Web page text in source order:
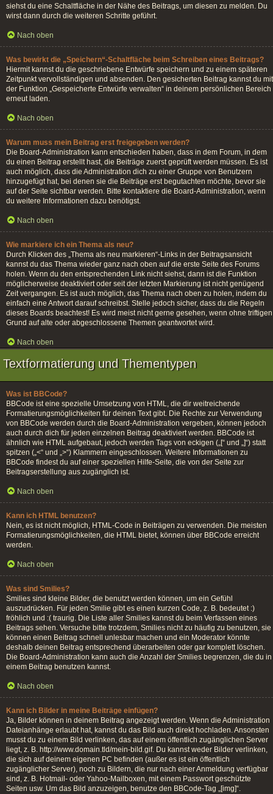
siehst du eine Schaltfläche in der Nähe des Beitrags, um diesen zu melden. Du
wirst dann durch die weiteren Schritte geführt.
Nach oben
Was bewirkt die „Speichern“-Schaltfläche beim Schreiben eines Beitrags?
Hiermit kannst du die geschriebene Entwürfe speichern und zu einem späteren
Zeitpunkt vervollständigen und absenden. Den gesicherten Beitrag kannst du mit
der Funktion „Gespeicherte Entwürfe verwalten“ in deinem persönlichen Bereich
erneut laden.
Nach oben
Warum muss mein Beitrag erst freigegeben werden?
Die Board-Administration kann entschieden haben, dass in dem Forum, in dem
du einen Beitrag erstellt hast, die Beiträge zuerst geprüft werden müssen. Es ist
auch möglich, dass die Administration dich zu einer Gruppe von Benutzern
hinzugefügt hat, bei denen sie die Beiträge erst begutachten möchte, bevor sie
auf der Seite sichtbar werden. Bitte kontaktiere die Board-Administration, wenn
du weitere Informationen dazu benötigst.
Nach oben
Wie markiere ich ein Thema als neu?
Durch Klicken des „Thema als neu markieren“-Links in der Beitragsansicht
kannst du das Thema wieder ganz nach oben auf die erste Seite des Forums
holen. Wenn du den entsprechenden Link nicht siehst, dann ist die Funktion
möglicherweise deaktiviert oder seit der letzten Markierung ist nicht genügend
Zeit vergangen. Es ist auch möglich, das Thema nach oben zu holen, indem du
einfach eine Antwort darauf schreibst. Stelle jedoch sicher, dass du die Regeln
dieses Boards beachtest! Es wird meist nicht gerne gesehen, wenn ohne triftigen
Grund auf alte oder abgeschlossene Themen geantwortet wird.
Nach oben
Textformatierung und Thementypen
Was ist BBCode?
BBCode ist eine spezielle Umsetzung von HTML, die dir weitreichende
Formatierungsmöglichkeiten für deinen Text gibt. Die Rechte zur Verwendung
von BBCode werden durch die Board-Administration vergeben, können jedoch
auch durch dich für jeden einzelnen Beitrag deaktiviert werden. BBCode ist
ähnlich wie HTML aufgebaut, jedoch werden Tags von eckigen („[“ und „]“) statt
spitzen („<“ und „>“) Klammern eingeschlossen. Weitere Informationen zu
BBCode findest du auf einer speziellen Hilfe-Seite, die von der Seite zur
Beitragserstellung aus zugänglich ist.
Nach oben
Kann ich HTML benutzen?
Nein, es ist nicht möglich, HTML-Code in Beiträgen zu verwenden. Die meisten
Formatierungsmöglichkeiten, die HTML bietet, können über BBCode erreicht
werden.
Nach oben
Was sind Smilies?
Smilies sind kleine Bilder, die benutzt werden können, um ein Gefühl
auszudrücken. Für jeden Smilie gibt es einen kurzen Code, z. B. bedeutet :)
fröhlich und :( traurig. Die Liste aller Smilies kannst du beim Verfassen eines
Beitrags sehen. Versuche bitte trotzdem, Smilies nicht zu häufig zu benutzen, sie
können einen Beitrag schnell unlesbar machen und ein Moderator könnte
deshalb deinen Beitrag entsprechend überarbeiten oder gar komplett löschen.
Die Board-Administration kann auch die Anzahl der Smilies begrenzen, die du in
einem Beitrag benutzen kannst.
Nach oben
Kann ich Bilder in meine Beiträge einfügen?
Ja, Bilder können in deinem Beitrag angezeigt werden. Wenn die Administration
Dateianhänge erlaubt hat, kannst du das Bild auch direkt hochladen. Ansonsten
musst du zu einem Bild verlinken, das auf einem öffentlich zugänglichen Server
liegt, z. B. http://www.domain.tld/mein-bild.gif. Du kannst weder Bilder verlinken,
die sich auf deinem eigenen PC befinden (außer es ist ein öffentlich
zugänglicher Server), noch zu Bildern, die nur nach einer Anmeldung verfügbar
sind, z. B. Hotmail- oder Yahoo-Mailboxen, mit einem Passwort geschützte
Seiten usw. Um das Bild anzuzeigen, benutze den BBCode-Tag „[img]“.